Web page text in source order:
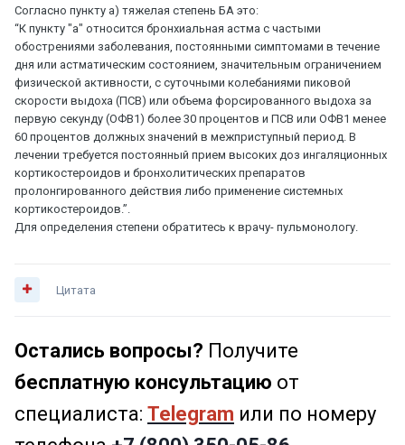
Согласно пункту а) тяжелая степень БА это:
“К пункту "а" относится бронхиальная астма с частыми
обострениями заболевания, постоянными симптомами в течение
дня или астматическим состоянием, значительным ограничением
физической активности, с суточными колебаниями пиковой
скорости выдоха (ПСВ) или объема форсированного выдоха за
первую секунду (ОФВ1) более 30 процентов и ПСВ или ОФВ1 менее
60 процентов должных значений в межприступный период. В
лечении требуется постоянный прием высоких доз ингаляционных
кортикостероидов и бронхолитических препаратов
пролонгированного действия либо применение системных
кортикостероидов.”.
Для определения степени обратитесь к врачу- пульмонологу.
Цитата
Остались вопросы? Получите
бесплатную консультацию от
специалиста: Telegram или по номеру